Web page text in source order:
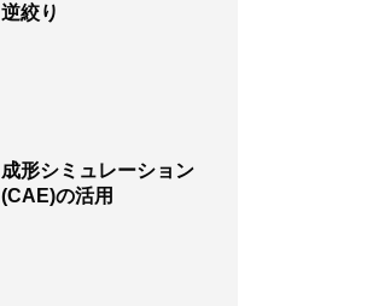
逆絞り
成形シミュレーション
(CAE)の活用